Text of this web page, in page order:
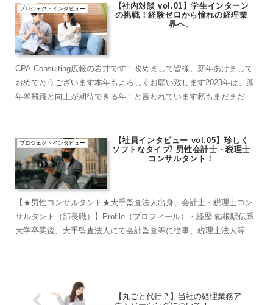
プロジェクトインタビュー
【社内対談 vol.01】学生インターン
の挑戦！経験ゼロから憧れの経理業
界へ。
CPA-Consulting広報の岩井です！改めまして皆様、新年あけまして
おめでとうございます本年もよろしくお願い致します2023年は、卯
年🐰飛躍と向上が期待できる年！と言われています私もまだまだ未
プロジェクトインタビュー
【社員インタビュー vol.05】珍しく
ソフトなタイプ/ 男性会計士・税理士
コンサルタント！
【★男性コンサルタント★大手監査法人出身、会計士・税理士コン
サルタント（部長職）】Profile（プロフィール）・経歴 箱根駅伝系
大学卒業後、大手監査法人にて会計監査等に従事、税理士法人等を
【丸ごと代行？】当社の経理業務ア